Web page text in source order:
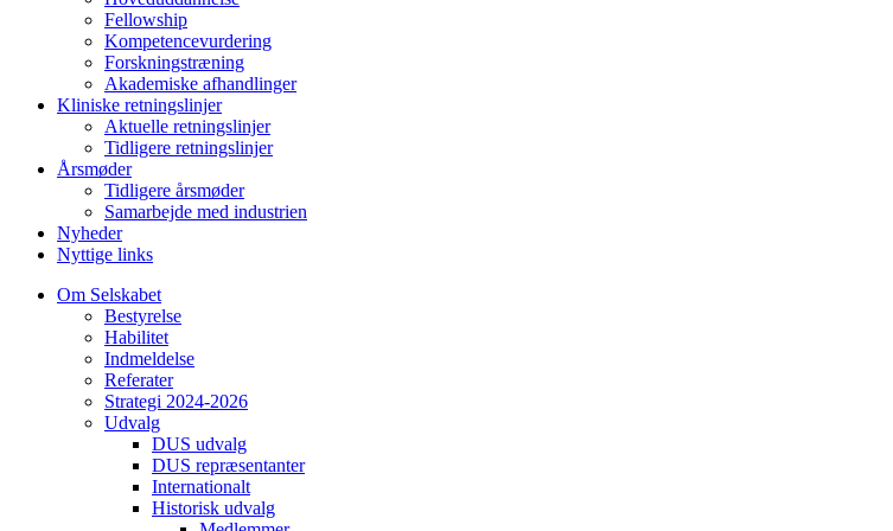
Fellowship
Kompetencevurdering
Forskningstræning
Akademiske afhandlinger
Kliniske retningslinjer
Aktuelle retningslinjer
Tidligere retningslinjer
Årsmøder
Tidligere årsmøder
Samarbejde med industrien
Nyheder
Nyttige links
Om Selskabet
Bestyrelse
Habilitet
Indmeldelse
Referater
Strategi 2024-2026
Udvalg
DUS udvalg
DUS repræsentanter
Internationalt
Historisk udvalg